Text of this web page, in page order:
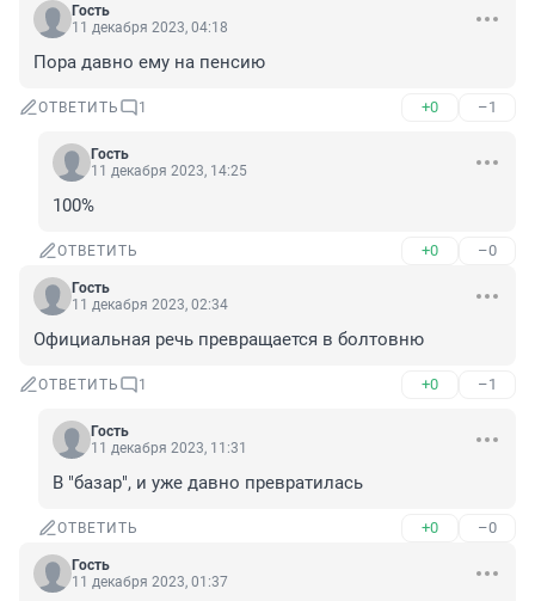
Гость
11 декабря 2023, 04:18
Пора давно ему на пенсию
ОТВЕТИТЬ 1 +0 –1
Гость
11 декабря 2023, 14:25
100%
ОТВЕТИТЬ +0 –0
Гость
11 декабря 2023, 02:34
Официальная речь превращается в болтовню
ОТВЕТИТЬ 1 +0 –1
Гость
11 декабря 2023, 11:31
В "базар", и уже давно превратилась
ОТВЕТИТЬ +0 –0
Гость
11 декабря 2023, 01:37